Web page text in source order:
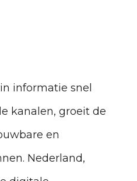
informatie snel
kanalen, groeit de
en
Nederland,